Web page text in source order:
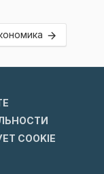
COOKIE